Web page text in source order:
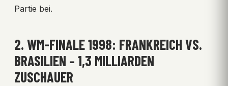
Partie bei.
2. WM-FINALE 1998: FRANKREICH VS.
BRASILIEN – 1,3 MILLIARDEN
ZUSCHAUER